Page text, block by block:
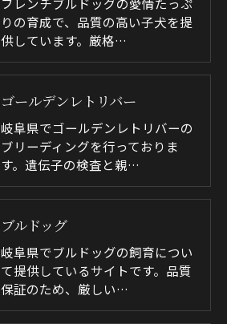
りの育成で、品質の高い子犬を提
供しています。厳格…
ゴールデンレトリバー
岐阜県でゴールデンレトリバーの
ブリーディングを行っておりま
す。遺伝子の検査と親…
ブルドッグ
岐阜県でブルドッグの飼育につい
て提供しているサイトです。品質
保証のため、厳しい…